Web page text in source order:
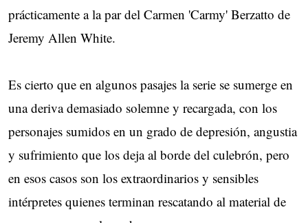
prácticamente a la par del Carmen 'Carmy' Berzatto de
Jeremy Allen White.
Es cierto que en algunos pasajes la serie se sumerge en
una deriva demasiado solemne y recargada, con los
personajes sumidos en un grado de depresión, angustia
y sufrimiento que los deja al borde del culebrón, pero
en esos casos son los extraordinarios y sensibles
intérpretes quienes terminan rescatando al material de